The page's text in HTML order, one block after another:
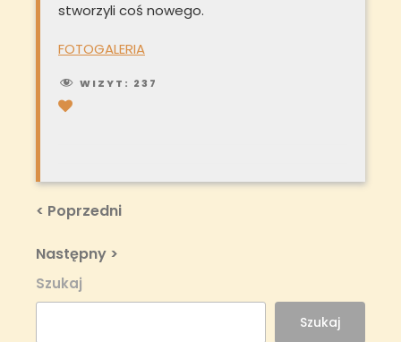
stworzyli coś nowego.
FOTOGALERIA
WIZYT: 237
Nawigacja
Previous
< Poprzedni
Next
Post
Następny >
Szukaj
Szukaj